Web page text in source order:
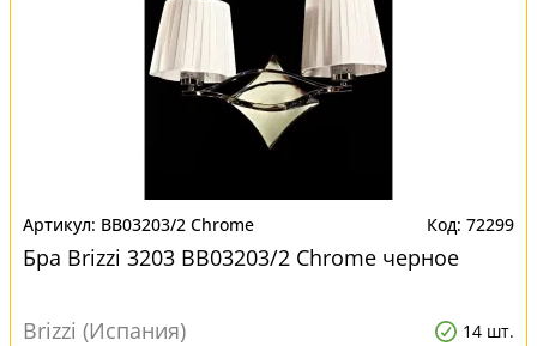
BB03203/2 Chrome 72299
Бра Brizzi 3203 BB03203/2 Chrome черное
Brizzi (Испания) 14 шт.